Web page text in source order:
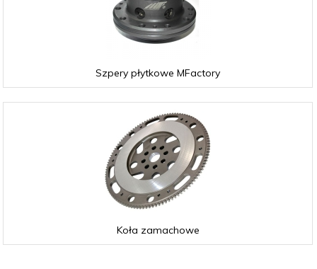
Szpery płytkowe MFactory
Koła zamachowe